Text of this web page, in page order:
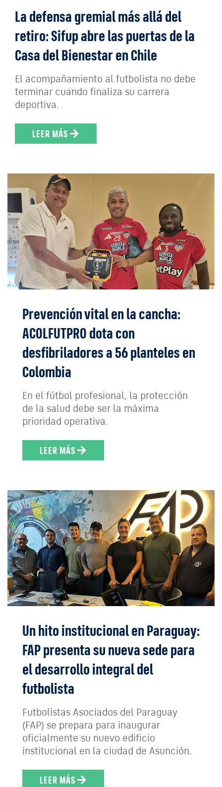
La defensa gremial más allá del
retiro: Sifup abre las puertas de la
Casa del Bienestar en Chile
El acompañamiento al futbolista no debe
terminar cuando finaliza su carrera
deportiva.
LEER MÁS
Prevención vital en la cancha:
ACOLFUTPRO dota con
desfibriladores a 56 planteles en
Colombia
En el fútbol profesional, la protección
de la salud debe ser la máxima
prioridad operativa.
LEER MÁS
Un hito institucional en Paraguay:
FAP presenta su nueva sede para
el desarrollo integral del
futbolista
Futbolistas Asociados del Paraguay
(FAP) se prepara para inaugurar
oficialmente su nuevo edificio
institucional en la ciudad de Asunción.
LEER MÁS